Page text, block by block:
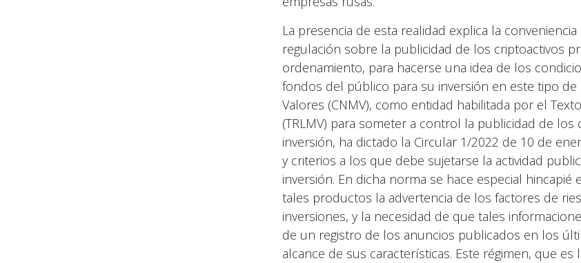
La presencia de esta realidad explica la
regulación sobre la publicidad de los criptoactivos
ordenamiento, para hacerse una idea de los
fondos del público para su inversión en este tipo de
Valores (CNMV), como entidad habilitada por el
(TRLMV) para someter a control la publicidad de
inversión, ha dictado la Circular 1/2022 de 10 de
y criterios a los que debe sujetarse la actividad
inversión. En dicha norma se hace especial
tales productos la advertencia de los factores de
inversiones, y la necesidad de que tales
de un registro de los anuncios publicados en los
alcance de sus características. Este régimen, que